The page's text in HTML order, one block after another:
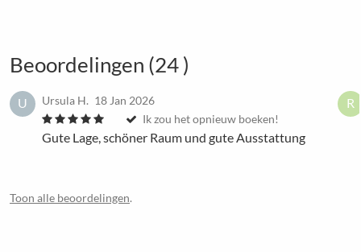
Beoordelingen (24 )
U Ursula H. 18 Jan 2026
Ik zou het opnieuw boeken!
Gute Lage, schöner Raum und gute Ausstattung
R
Toon alle beoordelingen.